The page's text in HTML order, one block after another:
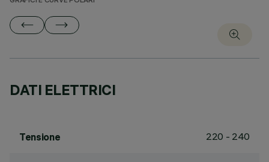
DATI ELETTRICI
Tensione 220 - 240